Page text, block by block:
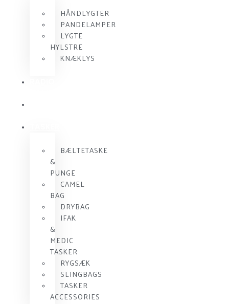
HÅNDLYGTER
PANDELAMPER
LYGTE
HYLSTRE
KNÆKLYS
BÆLTETASKE
&
PUNGE
CAMEL
BAG
DRYBAG
IFAK
&
MEDIC
TASKER
RYGSÆK
SLINGBAGS
TASKER
ACCESSORIES